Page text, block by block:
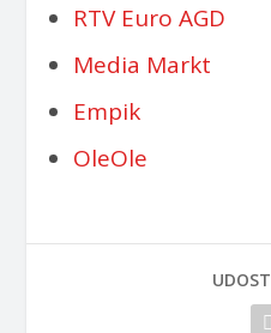
RTV Euro AGD
Media Markt
Empik
OleOle